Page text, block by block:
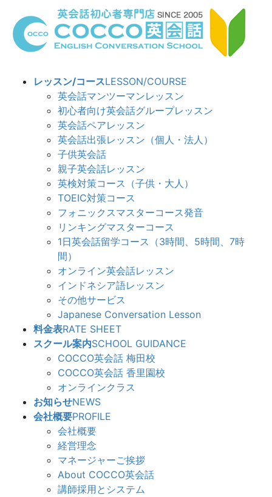
レッスン/コースLESSON/COURSE
英会話マンツーマンレッスン
初心者向け英会話グループレッスン
英会話ペアレッスン
英会話出張レッスン（個人・法人）
子供英会話
親子英会話レッスン
英検対策コース（子供・大人）
TOEIC対策コース
フォニックスマスターコース発音
リンキングマスターコース
1日英会話留学コース（3時間、5時間、7時
間）
オンライン英会話レッスン
インドネシア語レッスン
その他サービス
Japanese Conversation Lesson
料金表RATE SHEET
スクール案内SCHOOL GUIDANCE
COCCO英会話 梅田校
COCCO英会話 香里園校
オンラインクラス
お知らせNEWS
会社概要PROFILE
会社概要
経営理念
マネージャーご挨拶
About COCCO英会話
講師採用とシステム